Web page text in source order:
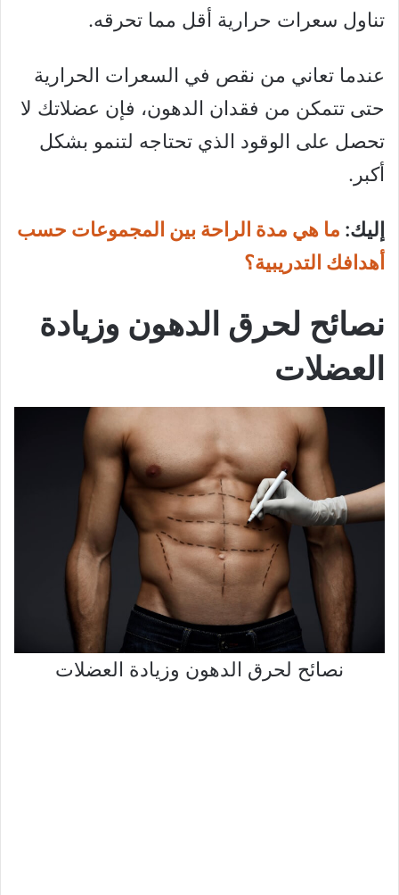
تناول سعرات حرارية أقل مما تحرقه.
عندما تعاني من نقص في السعرات الحرارية
حتى تتمكن من فقدان الدهون، فإن عضلاتك لا
تحصل على الوقود الذي تحتاجه لتنمو بشكل
أكبر.
إليك: ما هي مدة الراحة بين المجموعات حسب
أهدافك التدريبية؟
نصائح لحرق الدهون وزيادة
العضلات
نصائح لحرق الدهون وزيادة العضلات